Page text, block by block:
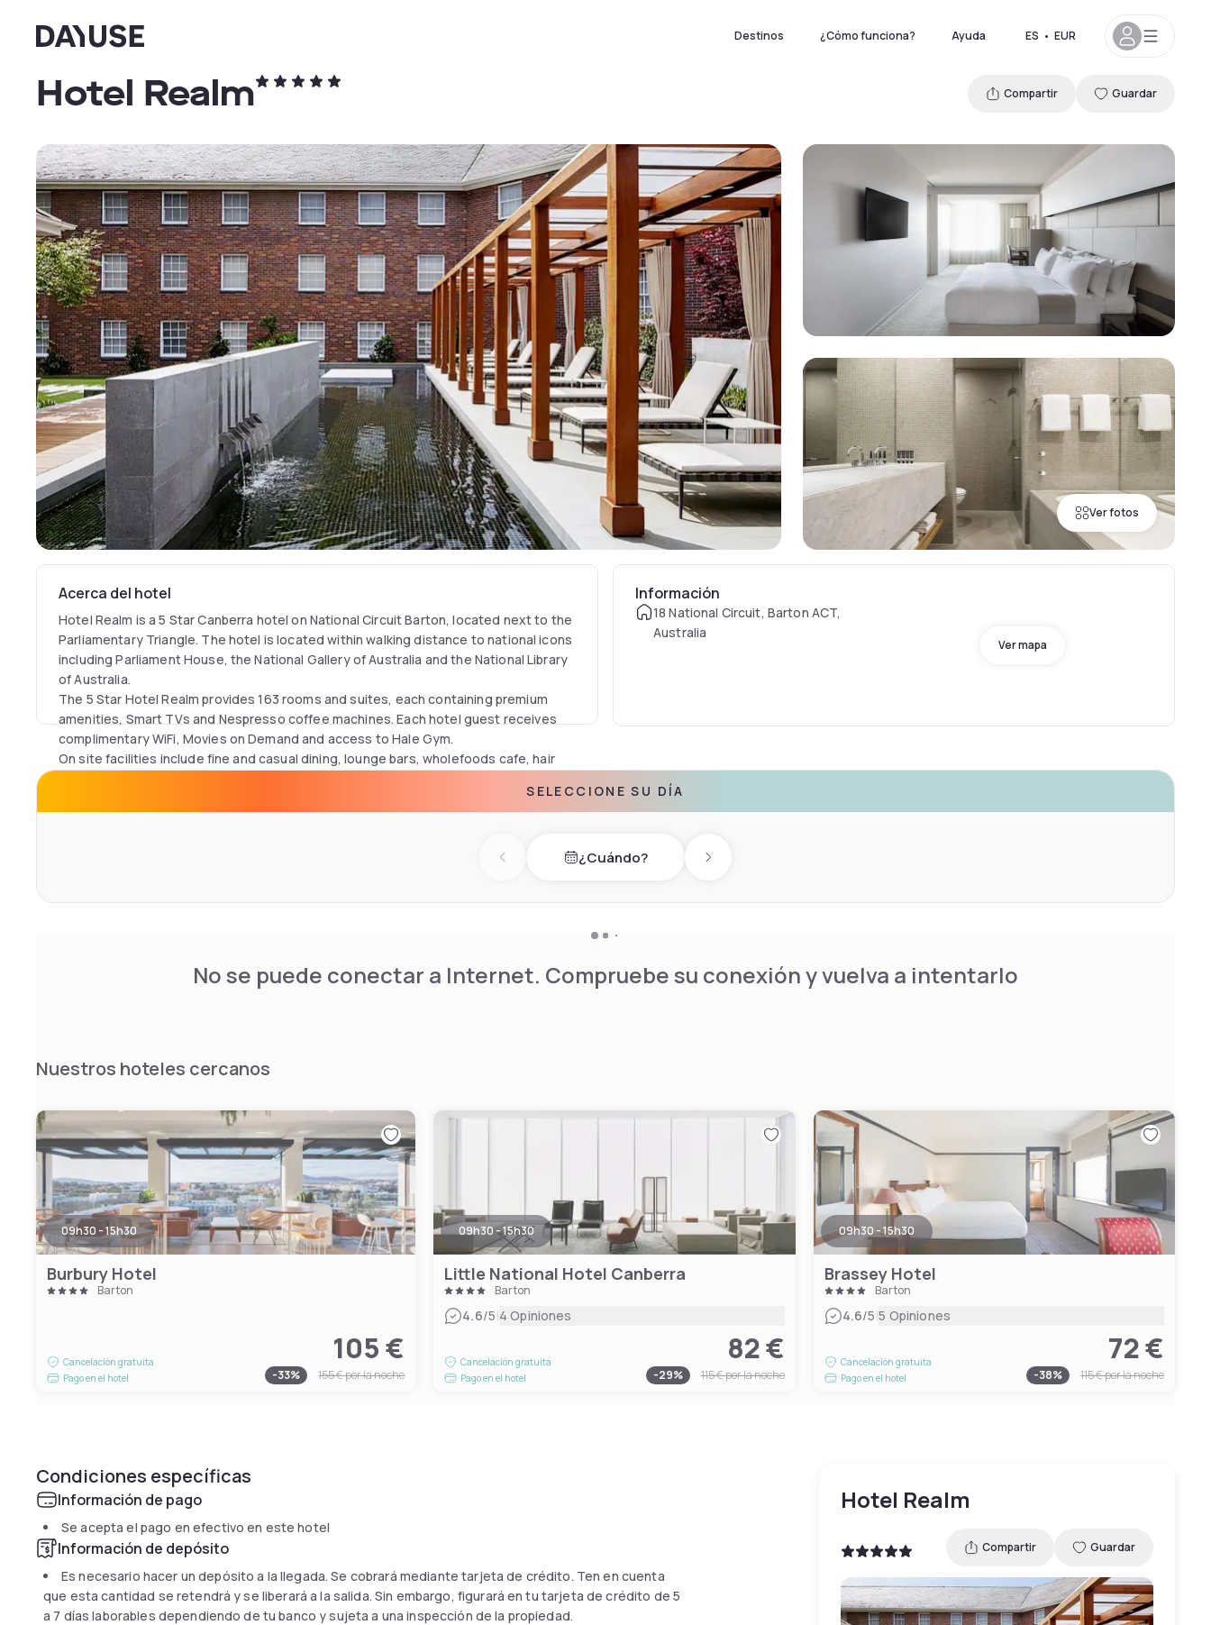
Dayuse Destinos ¿Cómo funciona? Ayuda ES • EUR
Ver fotos
Hotel Realm Compartir Guardar
Acerca del hotel
Hotel Realm is a 5 Star Canberra hotel on National Circuit Barton, located next to the
Parliamentary Triangle. The hotel is located within walking distance to national icons
including Parliament House, the National Gallery of Australia and the National Library
of Australia.
The 5 Star Hotel Realm provides 163 rooms and suites, each containing premium
amenities, Smart TVs and Nespresso coffee machines. Each hotel guest receives
complimentary WiFi, Movies on Demand and access to Hale Gym.
On site facilities include fine and casual dining, lounge bars, wholefoods cafe, hair
Información
18 National Circuit, Barton ACT,
Australia
Ver mapa
SELECCIONE SU DÍA
Previous day¿Cuándo? Next day
No se puede conectar a Internet. Compruebe su conexión y vuelva a intentarlo
Nuestros hoteles cercanos
09h30 - 15h30
Burbury Hotel
Barton
Cancelación gratuita
Pago en el hotel
105 €
-33% 155 €por la noche
09h30 - 15h30
Little National Hotel Canberra
Barton
4.6/5|4 Opiniones
Cancelación gratuita
Pago en el hotel
82 €
-29% 115 €por la noche
09h30 - 15h30
Brassey Hotel
Barton
4.6/5|5 Opiniones
Cancelación gratuita
Pago en el hotel
72 €
-38% 115 €por la noche
Condiciones específicas
Información de pago
Se acepta el pago en efectivo en este hotel
Información de depósito
Es necesario hacer un depósito a la llegada. Se cobrará mediante tarjeta de crédito. Ten en cuenta
que esta cantidad se retendrá y se liberará a la salida. Sin embargo, figurará en tu tarjeta de crédito de 5
a 7 días laborables dependiendo de tu banco y sujeta a una inspección de la propiedad.
Hotel Realm
Compartir Guardar